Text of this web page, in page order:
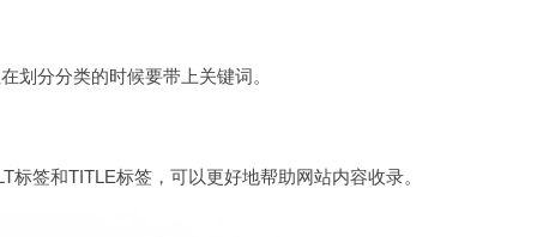
划分分类的时候要带上关键词。
签和TITLE标签，可以更好地帮助网站内容收录。